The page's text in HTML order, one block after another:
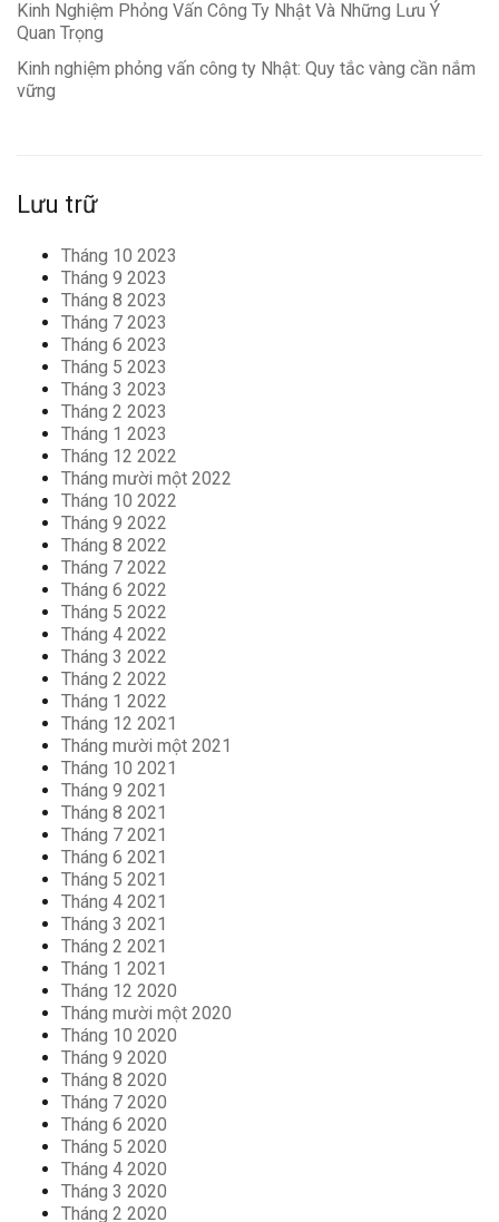
Kinh Nghiệm Phỏng Vấn Công Ty Nhật Và Những Lưu Ý
Quan Trọng
Kinh nghiệm phỏng vấn công ty Nhật: Quy tắc vàng cần nắm
vững
Lưu trữ
Tháng 10 2023
Tháng 9 2023
Tháng 8 2023
Tháng 7 2023
Tháng 6 2023
Tháng 5 2023
Tháng 3 2023
Tháng 2 2023
Tháng 1 2023
Tháng 12 2022
Tháng mười một 2022
Tháng 10 2022
Tháng 9 2022
Tháng 8 2022
Tháng 7 2022
Tháng 6 2022
Tháng 5 2022
Tháng 4 2022
Tháng 3 2022
Tháng 2 2022
Tháng 1 2022
Tháng 12 2021
Tháng mười một 2021
Tháng 10 2021
Tháng 9 2021
Tháng 8 2021
Tháng 7 2021
Tháng 6 2021
Tháng 5 2021
Tháng 4 2021
Tháng 3 2021
Tháng 2 2021
Tháng 1 2021
Tháng 12 2020
Tháng mười một 2020
Tháng 10 2020
Tháng 9 2020
Tháng 8 2020
Tháng 7 2020
Tháng 6 2020
Tháng 5 2020
Tháng 4 2020
Tháng 3 2020
Tháng 2 2020